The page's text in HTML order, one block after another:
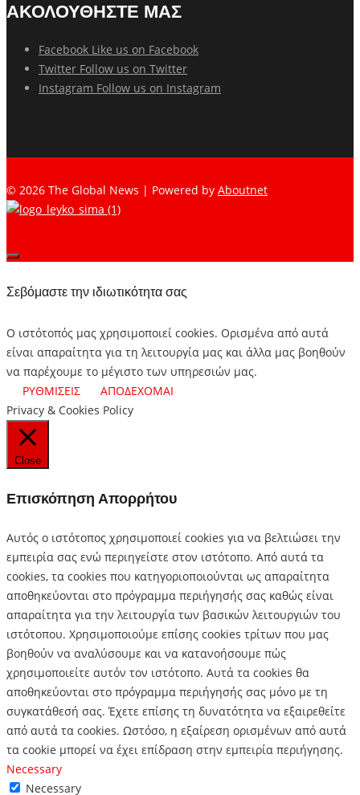
ΑΚΟΛΟΥΘΗΣΤΕ ΜΑΣ
Facebook Like us on Facebook
Twitter Follow us on Twitter
Instagram Follow us on Instagram
© 2026 The Global News | Powered by Aboutnet
Σεβόμαστε την ιδιωτικότητα σας
Ο ιστότοπός μας χρησιμοποιεί cookies. Ορισμένα από αυτά
είναι απαραίτητα για τη λειτουργία μας και άλλα μας βοηθούν
να παρέχουμε το μέγιστο των υπηρεσιών μας.
ΡΥΘΜΙΣΕΙΣ
ΑΠΟΔΕΧΟΜΑΙ
Privacy & Cookies Policy
Close
Επισκόπηση Απορρήτου
Αυτός ο ιστότοπος χρησιμοποιεί cookies για να βελτιώσει την
εμπειρία σας ενώ περιηγείστε στον ιστότοπο. Από αυτά τα
cookies, τα cookies που κατηγοριοποιούνται ως απαραίτητα
αποθηκεύονται στο πρόγραμμα περιήγησής σας καθώς είναι
απαραίτητα για την λειτουργία των βασικών λειτουργιών του
ιστότοπου. Χρησιμοποιούμε επίσης cookies τρίτων που μας
βοηθούν να αναλύσουμε και να κατανοήσουμε πώς
χρησιμοποιείτε αυτόν τον ιστότοπο. Αυτά τα cookies θα
αποθηκεύονται στο πρόγραμμα περιήγησής σας μόνο με τη
συγκατάθεσή σας. Έχετε επίσης τη δυνατότητα να εξαιρεθείτε
από αυτά τα cookies. Ωστόσο, η εξαίρεση ορισμένων από αυτά
τα cookie μπορεί να έχει επίδραση στην εμπειρία περιήγησης.
Necessary
Necessary